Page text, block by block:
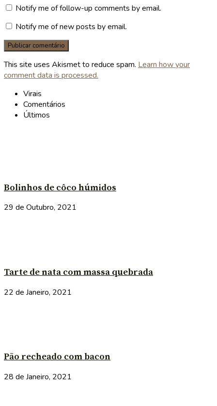
Notify me of follow-up comments by email.
Notify me of new posts by email.
This site uses Akismet to reduce spam. Learn how your
comment data is processed.
Virais
Comentários
Últimos
Bolinhos de côco húmidos
29 de Outubro, 2021
Tarte de nata com massa quebrada
22 de Janeiro, 2021
Pão recheado com bacon
28 de Janeiro, 2021